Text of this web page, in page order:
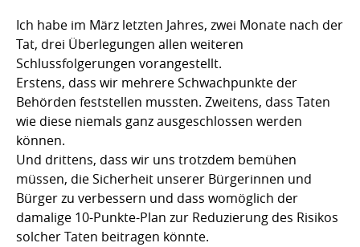
Ich habe im März letzten Jahres, zwei Monate nach der
Tat, drei Überlegungen allen weiteren
Schlussfolgerungen vorangestellt.
Erstens, dass wir mehrere Schwachpunkte der
Behörden feststellen mussten. Zweitens, dass Taten
wie diese niemals ganz ausgeschlossen werden
können.
Und drittens, dass wir uns trotzdem bemühen
müssen, die Sicherheit unserer Bürgerinnen und
Bürger zu verbessern und dass womöglich der
damalige 10-Punkte-Plan zur Reduzierung des Risikos
solcher Taten beitragen könnte.